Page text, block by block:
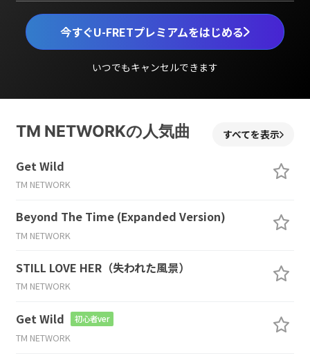
今すぐU-FRETプレミアムをはじめる
いつでもキャンセルできます
TM NETWORKの人気曲 すべてを表示
Get Wild
TM NETWORK
Beyond The Time (Expanded Version)
TM NETWORK
STILL LOVE HER（失われた風景）
TM NETWORK
Get Wild 初心者ver
TM NETWORK